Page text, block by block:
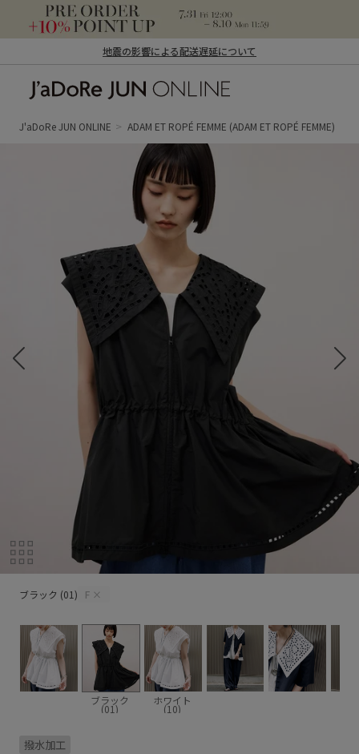
地震の影響による配送遅延について
ン オンライン）
J'aDoRe JUN ONLINE ADAM ET ROPÉ FEMME (ADAM ET ROPÉ FEMME)
ブラック (01) F ×
ブラック
(01)
ホワイト
(10)
撥水加工